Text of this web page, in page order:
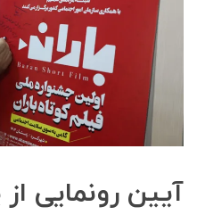
آیین رونمایی